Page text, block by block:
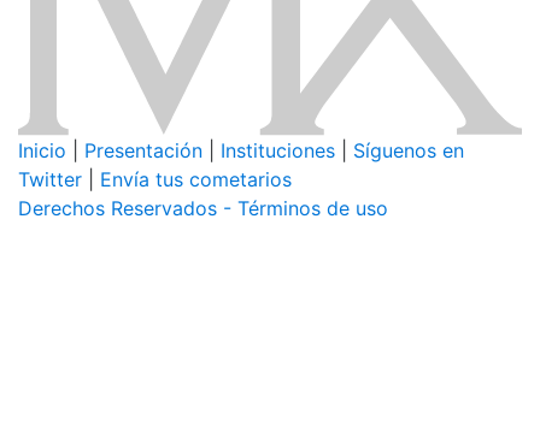
Inicio Presentación Instituciones
Síguenos en
Twitter
Envía tus cometarios
Derechos Reservados - Términos de uso